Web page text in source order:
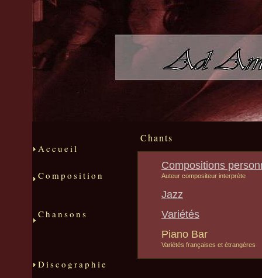
Accueil
Composition
Chansons
Discographie
Chants
Compositions
Auteur compositeur interprète
Jazz
Variétés
Piano Bar
Variétés françaises et étrangères